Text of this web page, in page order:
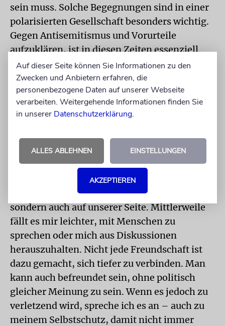
sein muss. Solche Begegnungen sind in einer
polarisierten Gesellschaft besonders wichtig.
Gegen Antisemitismus und Vorurteile
aufzuklären, ist in diesen Zeiten essenziell.
Man kann auch befreundet sein, ohne
politisch gleicher Meinung zu sein
Meine Offenheit gegenüber unterschiedlichen
zugute. Natürlich ist auch meine Toleranz
begrenzt. Seit meiner Zeit in Israel habe ich
meine eigene Wahrheit gefunden – die Quelle
dessen, was wirklich passiert und wo Dinge
falsch laufen. Nicht nur auf der anderen,
sondern auch auf unserer Seite. Mittlerweile
fällt es mir leichter, mit Menschen zu
sprechen oder mich aus Diskussionen
herauszuhalten. Nicht jede Freundschaft ist
dazu gemacht, sich tiefer zu verbinden. Man
kann auch befreundet sein, ohne politisch
gleicher Meinung zu sein. Wenn es jedoch zu
verletzend wird, spreche ich es an – auch zu
meinem Selbstschutz, damit nicht immer
Auf dieser Seite können Sie Informationen zu den
Zwecken und Anbietern erfahren, die
personenbezogene Daten auf unserer Webseite
verarbeiten. Weitergehende Informationen finden Sie
in unserer Datenschutzerklärung.
ALLES ABLEHNEN EINSTELLUNGEN
AKZEPTIEREN